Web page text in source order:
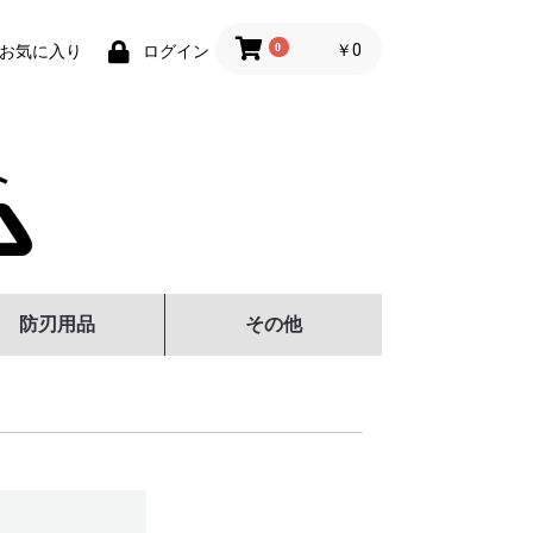
気に入り ログイン 0 ￥0
防刃用品 その他